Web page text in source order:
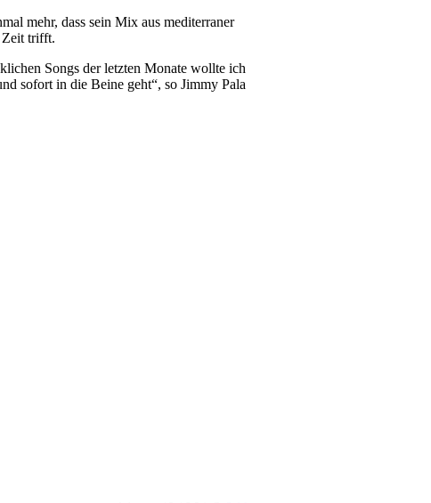
mehr, dass sein Mix aus mediterraner
Zeit trifft.
Songs der letzten Monate wollte ich
sofort in die Beine geht“, so Jimmy Pala